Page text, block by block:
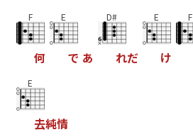
F
何
E
で あ
D#
れだ
E
け
F
E
去純情